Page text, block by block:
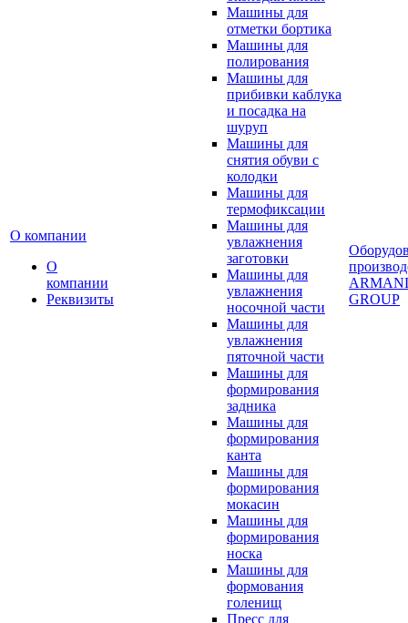
О компании
О
компании
Реквизиты
Машины для
отметки бортика
Машины для
полирования
Машины для
прибивки каблука
и посадка на
шуруп
Машины для
снятия обуви с
колодки
Машины для
термофиксации
Машины для
увлажнения
заготовки
Машины для
увлажнения
носочной части
Машины для
увлажнения
пяточной части
Машины для
формирования
задника
Машины для
формирования
канта
Машины для
формирования
мокасин
Машины для
формирования
носка
Машины для
формования
голенищ
Пресс для
GROUP